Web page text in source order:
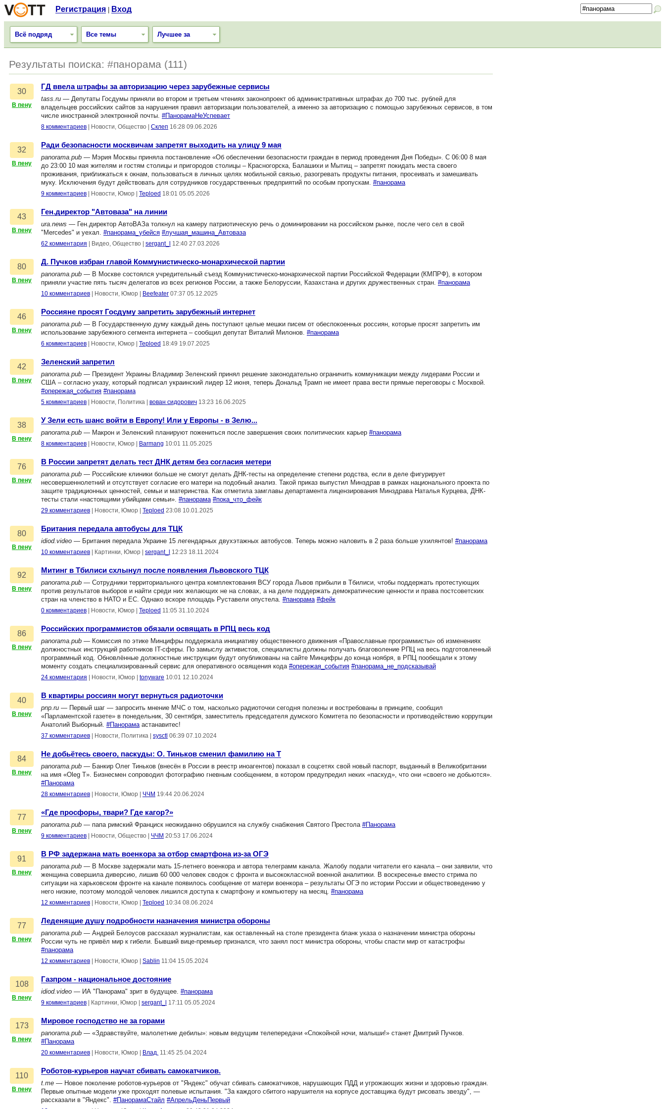
Регистрация Вход
Всё подряд Все темы Лучшее за
Результаты поиска: #панорама (111)
30
В пену
ГД ввела штрафы за авторизацию через зарубежные сервисы
tass.ru — Депутаты Госдумы приняли во втором и третьем чтениях законопроект об административных штрафах до 700 тыс. рублей для
владельцев российских сайтов за нарушения правил авторизации пользователей, а именно за авторизацию с помощью зарубежных сервисов, в том
числе иностранной электронной почты. #ПанорамаНеУспевает
8 комментариев Новости, Общество Склеп 16:28 09.06.2026
32
В пену
Ради безопасности москвичам запретят выходить на улицу 9 мая
panorama.pub — Мэрия Москвы приняла постановление «Об обеспечении безопасности граждан в период проведения Дня Победы». С 06:00 8 мая
до 23:00 10 мая жителям и гостям столицы и пригородов столицы – Красногорска, Балашихи и Мытищ – запретят покидать места своего
проживания, приближаться к окнам, пользоваться в личных целях мобильной связью, разогревать продукты питания, просеивать и замешивать
муку. Исключения будут действовать для сотрудников государственных предприятий по особым пропускам. #панорама
9 комментариев Новости, Юмор Teploed 18:01 05.05.2026
43
В пену
Ген.директор "Автоваза" на линии
ura.news — Ген.директор АвтоВАЗа толкнул на камеру патриотическую речь о доминировании на российском рынке, после чего сел в свой
"Mercedes" и уехал. #панорама_убейся #лучшая_машина_Автоваза
62 комментария Видео, Общество sergant_l 12:40 27.03.2026
80
В пену
Д. Пучков избран главой Коммунистическо-монархической партии
panorama.pub — В Москве состоялся учредительный съезд Коммунистическо-монархической партии Российской Федерации (КМПРФ), в котором
приняли участие пять тысяч делегатов из всех регионов России, а также Белоруссии, Казахстана и других дружественных стран. #панорама
10 комментариев Новости, Юмор Beefeater 07:37 05.12.2025
46
В пену
Россияне просят Госдуму запретить зарубежный интернет
panorama.pub — В Государственную думу каждый день поступают целые мешки писем от обеспокоенных россиян, которые просят запретить им
использование зарубежного сегмента интернета – сообщил депутат Виталий Милонов. #панорама
6 комментариев Новости, Юмор Teploed 18:49 19.07.2025
42
В пену
Зеленский запретил
panorama.pub — Президент Украины Владимир Зеленский принял решение законодательно ограничить коммуникации между лидерами России и
США – согласно указу, который подписал украинский лидер 12 июня, теперь Дональд Трамп не имеет права вести прямые переговоры с Москвой.
#опережая_события #панорама
5 комментариев Новости, Политика вован сидорович 13:23 16.06.2025
38
В пену
У Зели есть шанс войти в Европу! Или у Европы - в Зелю...
panorama.pub — Макрон и Зеленский планируют пожениться после завершения своих политических карьер #панорама
8 комментариев Новости, Юмор Barmang 10:01 11.05.2025
76
В пену
В России запретят делать тест ДНК детям без согласия метери
panorama.pub — Российские клиники больше не смогут делать ДНК-тесты на определение степени родства, если в деле фигурирует
несовершеннолетний и отсутствует согласие его матери на подобный анализ. Такой приказ выпустил Минздрав в рамках национального проекта по
защите традиционных ценностей, семьи и материнства. Как отметила замглавы департамента лицензирования Минздрава Наталья Курцева, ДНК-
тесты стали «настоящими убийцами семьи». #панорама #пока_что_фейк
29 комментариев Новости, Юмор Teploed 23:08 10.01.2025
80
В пену
Британия передала автобусы для ТЦК
idiod.video — Британия передала Украине 15 легендарных двухэтажных автобусов. Теперь можно наловить в 2 раза больше ухилянтов! #панорама
10 комментариев Картинки, Юмор sergant_l 12:23 18.11.2024
92
В пену
Митинг в Тбилиси схлынул после появления Львовского ТЦК
panorama.pub — Сотрудники территориального центра комплектования ВСУ города Львов прибыли в Тбилиси, чтобы поддержать протестующих
против результатов выборов и найти среди них желающих не на словах, а на деле поддержать демократические ценности и права постсоветских
стран на членство в НАТО и ЕС. Однако вскоре площадь Руставели опустела. #панорама #фейк
0 комментариев Новости, Юмор Teploed 11:05 31.10.2024
86
В пену
Российских программистов обязали освящать в РПЦ весь код
panorama.pub — Комиссия по этике Минцифры поддержала инициативу общественного движения «Православные программисты» об изменениях
должностных инструкций работников IT-сферы. По замыслу активистов, специалисты должны получать благоволение РПЦ на весь подготовленный
программный код. Обновлённые должностные инструкции будут опубликованы на сайте Минцифры до конца ноября, в РПЦ пообещали к этому
моменту создать специализированный сервис для оперативного освящения кода #опережая_события #панорама_не_подсказывай
24 комментария Новости, Юмор tonyware 10:01 12.10.2024
40
В пену
В квартиры россиян могут вернуться радиоточки
pnp.ru — Первый шаг — запросить мнение МЧС о том, насколько радиоточки сегодня полезны и востребованы в принципе, сообщил
«Парламентской газете» в понедельник, 30 сентября, заместитель председателя думского Комитета по безопасности и противодействию коррупции
Анатолий Выборный. #Панорамаастанавитес!
37 комментариев Новости, Политика sysctl 06:39 07.10.2024
84
В пену
Не добьётесь своего, паскуды: О. Тиньков сменил фамилию на Т
panorama.pub — Банкир Олег Тиньков (внесён в России в реестр иноагентов) показал в соцсетях свой новый паспорт, выданный в Великобритании
на имя «Oleg T». Бизнесмен сопроводил фотографию гневным сообщением, в котором предупредил неких «паскуд», что они «своего не добьются».
#Панорама
28 комментариев Новости, Юмор ЧЧМ 19:44 20.06.2024
77
В пену
«Где просфоры, твари? Где кагор?»
panorama.pub — папа римский Франциск неожиданно обрушился на службу снабжения Святого Престола #Панорама
9 комментариев Новости, Общество ЧЧМ 20:53 17.06.2024
91
В пену
В РФ задержана мать военкора за отбор смартфона из-за ОГЭ
panorama.pub — В Москве задержали мать 15-летнего военкора и автора телеграмм канала. Жалобу подали читатели его канала – они заявили, что
женщина совершила диверсию, лишив 60 000 человек сводок с фронта и высококлассной военной аналитики. В воскресенье вместо стрима по
ситуации на харьковском фронте на канале появилось сообщение от матери военкора – результаты ОГЭ по истории России и обществоведению у
него низкие, поэтому молодой человек лишился доступа к смартфону и компьютеру на месяц. #панорама
12 комментариев Новости, Юмор Teploed 10:34 08.06.2024
77
В пену
Леденящие душу подробности назначения министра обороны
panorama.pub — Андрей Белоусов рассказал журналистам, как оставленный на столе президента бланк указа о назначении министра обороны
России чуть не привёл мир к гибели. Бывший вице-премьер признался, что занял пост министра обороны, чтобы спасти мир от катастрофы
#панорама
12 комментариев Новости, Юмор Sablin 11:04 15.05.2024
108
В пену
Газпром - национальное достояние
idiod.video — ИА "Панорама" зрит в будущее. #панорама
9 комментариев Картинки, Юмор sergant_l 17:11 05.05.2024
173
В пену
Мировое господство не за горами
panorama.pub — «Здравствуйте, малолетние дебилы»: новым ведущим телепередачи «Спокойной ночи, малыши!» станет Дмитрий Пучков.
#Панорама
20 комментариев Новости, Юмор Влад. 11:45 25.04.2024
110
В пену
Роботов-курьеров научат сбивать самокатчиков.
t.me — Новое поколение роботов-курьеров от "Яндекс" обучат сбивать самокатчиков, нарушающих ПДД и угрожающих жизни и здоровью граждан.
Первые опытные модели уже проходят полевые испытания. "За каждого сбитого нарушителя на корпусе доставщика будут рисовать звезду", —
рассказали в "Яндекс". #ПанорамаСтайл #АпрельДеньПервый